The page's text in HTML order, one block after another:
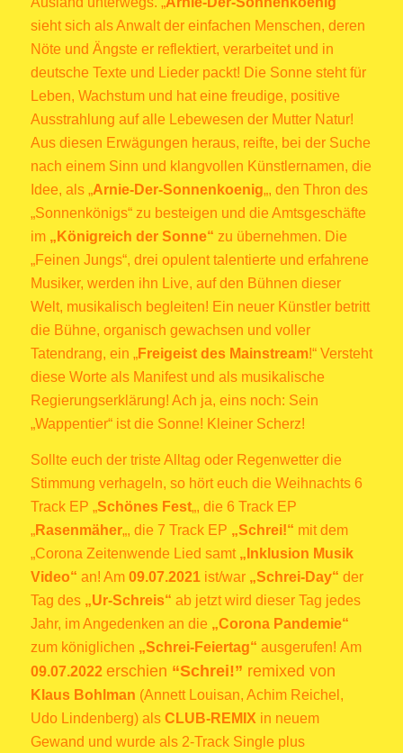
sieht sich als Anwalt der einfachen Menschen, deren
Nöte und Ängste er reflektiert, verarbeitet und in
deutsche Texte und Lieder packt! Die Sonne steht für
Leben, Wachstum und hat eine freudige, positive
Ausstrahlung auf alle Lebewesen der Mutter Natur!
Aus diesen Erwägungen heraus, reifte, bei der Suche
nach einem Sinn und klangvollen Künstlernamen, die
Idee, als „Arnie-Der-Sonnenkoenig„, den Thron des
„Sonnenkönigs“ zu besteigen und die Amtsgeschäfte
im „Königreich der Sonne“ zu übernehmen. Die
„Feinen Jungs“, drei opulent talentierte und erfahrene
Musiker, werden ihn Live, auf den Bühnen dieser
Welt, musikalisch begleiten! Ein neuer Künstler betritt
die Bühne, organisch gewachsen und voller
Tatendrang, ein „Freigeist des Mainstream!“ Versteht
diese Worte als Manifest und als musikalische
Regierungserklärung! Ach ja, eins noch: Sein
„Wappentier“ ist die Sonne! Kleiner Scherz!
Sollte euch der triste Alltag oder Regenwetter die
Stimmung verhageln, so hört euch die Weihnachts 6
Track EP „Schönes Fest„, die 6 Track EP
„Rasenmäher„, die 7 Track EP „Schrei!“ mit dem
„Corona Zeitenwende Lied samt „Inklusion Musik
Video“ an! Am 09.07.2021ist/war „Schrei-Day“ der
Tag des„Ur-Schreis“ ab jetzt wird dieser Tag jedes
Jahr, im Angedenken an die „Corona Pandemie“
zum königlichen „Schrei-Feiertag“ ausgerufen! Am
09.07.2022 erschien “Schrei!” remixed von
Klaus Bohlman (Annett Louisan, Achim Reichel,
Udo Lindenberg) als CLUB-REMIX in neuem
Gewand und wurde als 2-Track Single plus